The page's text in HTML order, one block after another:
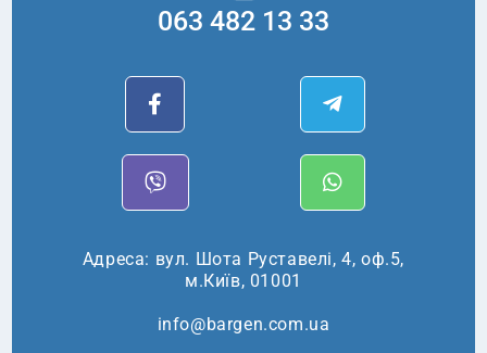
063 482 13 33
Адреса: вул. Шота Руставелі, 4, оф.5,
м.Київ, 01001
info@bargen.com.ua